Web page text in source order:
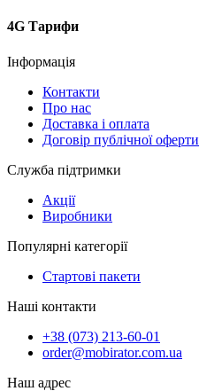
4G Тарифи
Інформація
Контакти
Про нас
Доставка і оплата
Договір публічної оферти
Служба підтримки
Акції
Виробники
Популярні категорії
Стартові пакети
Наші контакти
+38 (073) 213-60-01
order@mobirator.com.ua
Наш адрес